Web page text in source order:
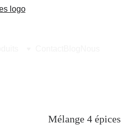
Mélange 4 épices